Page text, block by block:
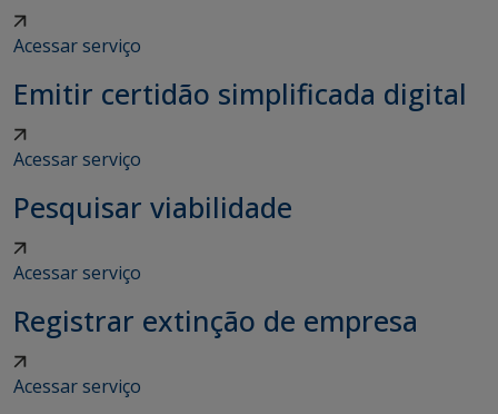
Acessar serviço
Emitir certidão simplificada digital
Acessar serviço
Pesquisar viabilidade
Acessar serviço
Registrar extinção de empresa
Acessar serviço